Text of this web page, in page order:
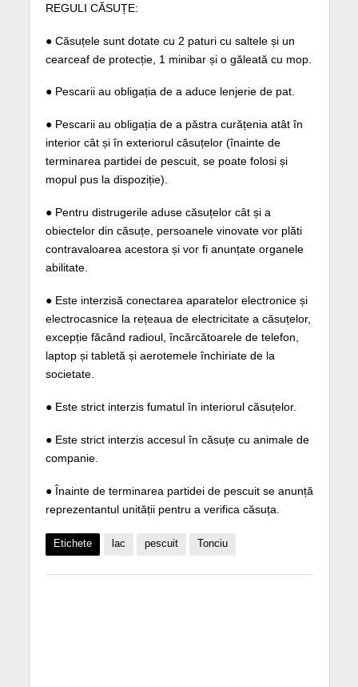
REGULI CĂSUȚE:
● Căsuțele sunt dotate cu 2 paturi cu saltele și un
cearceaf de protecție, 1 minibar și o găleată cu mop.
● Pescarii au obligația de a aduce lenjerie de pat.
● Pescarii au obligația de a păstra curățenia atât în
interior cât și în exteriorul căsuțelor (înainte de
terminarea partidei de pescuit, se poate folosi și
mopul pus la dispoziție).
● Pentru distrugerile aduse căsuțelor cât și a
obiectelor din căsuțe, persoanele vinovate vor plăti
contravaloarea acestora și vor fi anunțate organele
abilitate.
● Este interzisă conectarea aparatelor electronice și
electrocasnice la rețeaua de electricitate a căsuțelor,
excepție făcând radioul, încărcătoarele de telefon,
laptop și tabletă și aerotemele închiriate de la
societate.
● Este strict interzis fumatul în interiorul căsuțelor.
● Este strict interzis accesul în căsuțe cu animale de
companie.
● Înainte de terminarea partidei de pescuit se anunță
reprezentantul unității pentru a verifica căsuța.
Etichete lac pescuit Tonciu